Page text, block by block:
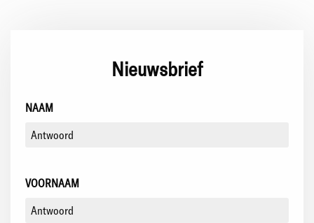
Nieuwsbrief
NAAM
VOORNAAM